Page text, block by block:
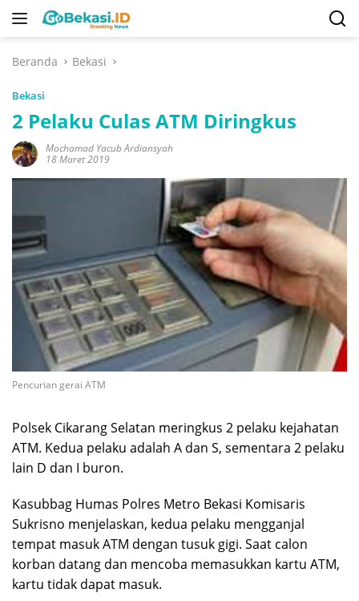
Langsung
Beranda
Bekasi
Bekasi
2 Pelaku Culas ATM Diringkus
Mochamad Yacub Ardiansyah
18 Maret 2019
Pencurian gerai ATM
Polsek Cikarang Selatan meringkus 2 pelaku kejahatan
ATM. Kedua pelaku adalah A dan S, sementara 2 pelaku
lain D dan I buron.
Kasubbag Humas Polres Metro Bekasi Komisaris
Sukrisno menjelaskan, kedua pelaku mengganjal
tempat masuk ATM dengan tusuk gigi. Saat calon
korban datang dan mencoba memasukkan kartu ATM,
kartu tidak dapat masuk.